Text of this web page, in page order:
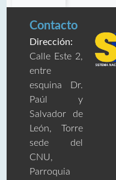
Contacto
Dirección:
Calle Este 2,
entre
esquina Dr.
Paúl y
Salvador de
León, Torre
sede del
CNU,
Parroquia